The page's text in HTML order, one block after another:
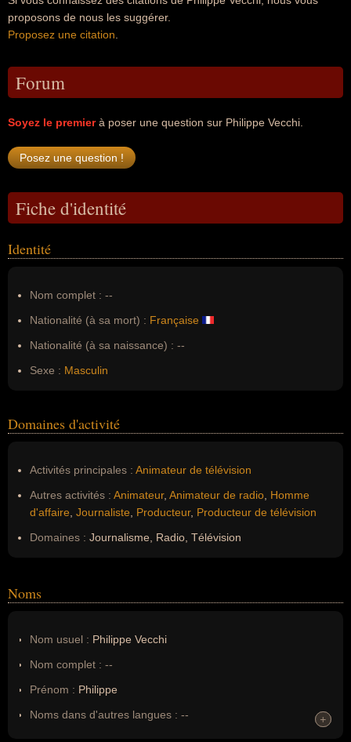
proposons de nous les suggérer.
Proposez une citation
Forum
Soyez le premierà poser une question sur Philippe Vecchi.
Fiche d'identité
Identité
Nom complet : --
Nationalité (à sa mort) : Française
Nationalité (à sa naissance) : --
Sexe : Masculin
Domaines d'activité
Activités principales : Animateur de télévision
Autres activités : Animateur, Animateur de radio Homme
d'affaire Journaliste Producteur, Producteur de télévision
Domaines : Journalisme, Radio, Télévision
Noms
Nom usuel : Philippe Vecchi
Nom complet : --
Prénom : Philippe
Noms dans d'autres langues : --
+
+